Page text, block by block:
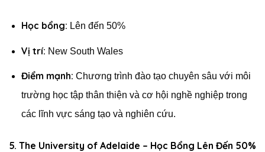
Học bổng: Lên đến 50%
Vị trí: New South Wales
Điểm mạnh: Chương trình đào tạo chuyên sâu với môi
trường học tập thân thiện và cơ hội nghề nghiệp trong
các lĩnh vực sáng tạo và nghiên cứu.
5. The University of Adelaide – Học Bổng Lên Đến 50%